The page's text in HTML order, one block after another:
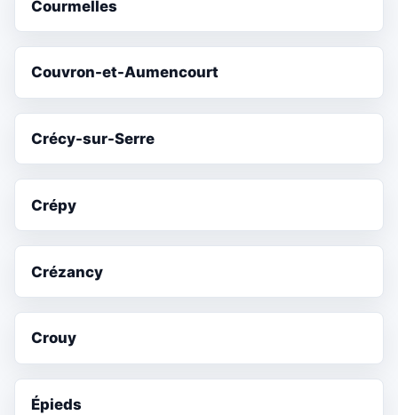
Courmelles
Couvron-et-Aumencourt
Crécy-sur-Serre
Crépy
Crézancy
Crouy
Épieds